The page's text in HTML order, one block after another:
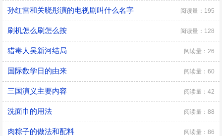
孙红雷和关晓彤演的电视剧叫什么名字 阅读量：195
刷机怎么刷怎么按 阅读量：128
猎毒人吴新河结局 阅读量：26
国际数学日的由来 阅读量：60
三国演义主要内容 阅读量：42
洗面巾的用法 阅读量：88
肉粽子的做法和配料 阅读量：86